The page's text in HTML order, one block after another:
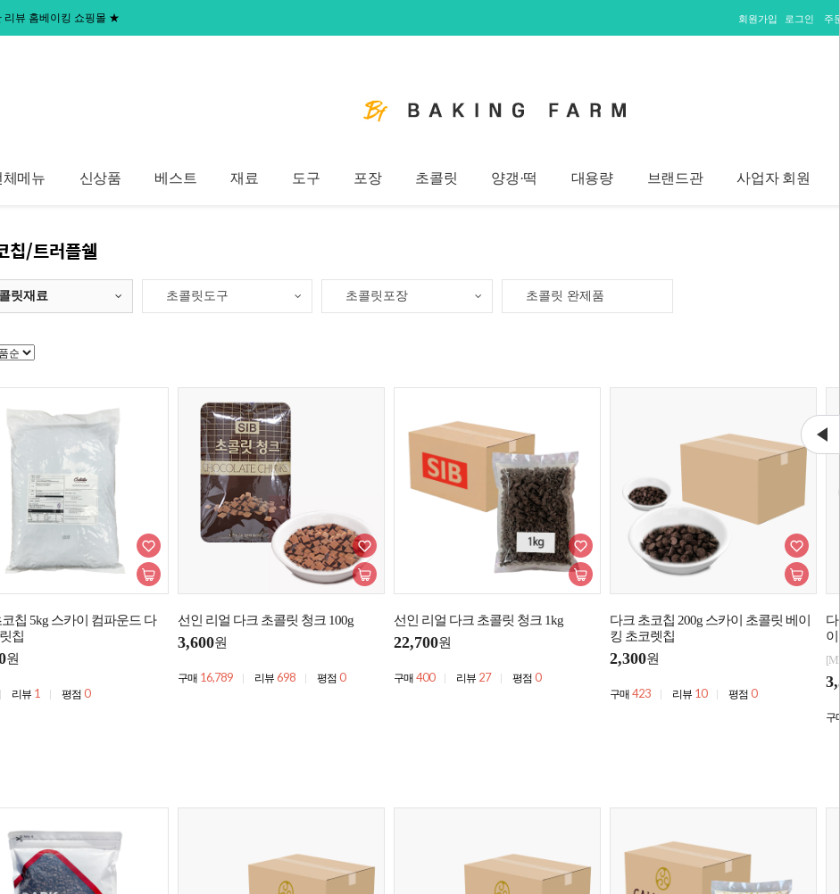
리뷰 홈베이킹 쇼핑몰 ★ 회원가입 로그인 주
체메뉴 신상품 베스트 재료 도구 포장 초콜릿 양갱·떡 대용량 브랜드관 사업자 회원
칩/트러플쉘
릿재료 초콜릿도구 초콜릿포장 초콜릿 완제품
칩 5kg 스카이 컴파운드 다
칩
원
리뷰 1 평점 0
선인 리얼 다크 초콜릿 청크 100g
3,600원
구매 16,789 리뷰 698 평점 0
선인 리얼 다크 초콜릿 청크 1kg
22,700원
구매 400 리뷰 27 평점 0
다크 초코칩 200g 스카이 초콜릿 베이
킹 초코렛칩
2,300원
구매 423 리뷰 10 평점 0
구